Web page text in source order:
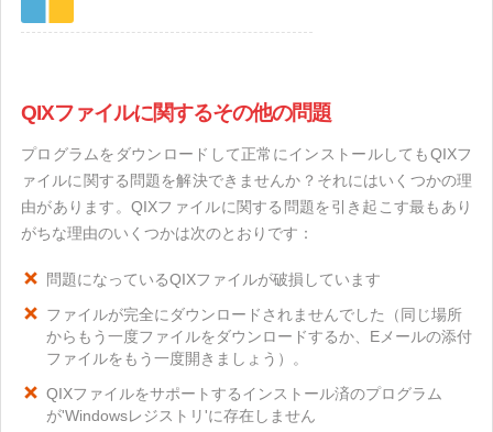
QIXファイルに関するその他の問題
プログラムをダウンロードして正常にインストールしてもQIXフ
ァイルに関する問題を解決できませんか？それにはいくつかの理
由があります。QIXファイルに関する問題を引き起こす最もあり
がちな理由のいくつかは次のとおりです：
問題になっているQIXファイルが破損しています
ファイルが完全にダウンロードされませんでした（同じ場所
からもう一度ファイルをダウンロードするか、Eメールの添付
ファイルをもう一度開きましょう）。
QIXファイルをサポートするインストール済のプログラム
が'Windowsレジストリ'に存在しません